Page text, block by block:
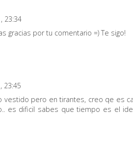
23:34
gracias por tu comentario =) Te sigo!
23:45
vestido pero en tirantes, creo qe es
es dificil sabes que tiempo es el